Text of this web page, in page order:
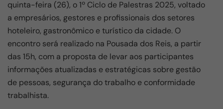
b
o
o
k
A
p
p
a
m
quinta-feira (26), o 1º Ciclo de Palestras 2025, voltado
a empresários, gestores e profissionais dos setores
hoteleiro, gastronômico e turístico da cidade. O
encontro será realizado na Pousada dos Reis, a partir
das 15h, com a proposta de levar aos participantes
informações atualizadas e estratégicas sobre gestão
de pessoas, segurança do trabalho e conformidade
trabalhista.